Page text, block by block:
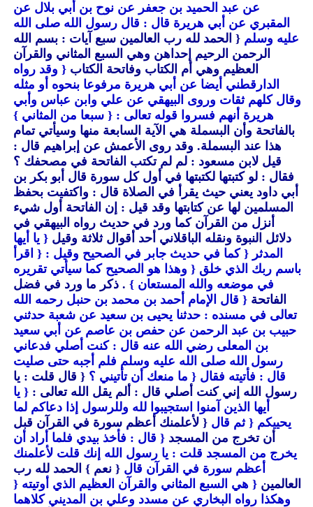
عن عبد الحميد بن جعفر عن نوح بن أبي بلال عن
المقبري عن أبي هريرة قال : قال رسول الله صلى الله
عليه وسلم { الحمد لله رب العالمين سبع آيات : بسم الله
الرحمن الرحيم إحداهن وهي السبع المثاني والقرآن
العظيم وهي أم الكتاب وفاتحة الكتاب { وقد رواه
الدارقطني أيضا عن أبي هريرة مرفوعا بنحوه أو مثله
وقال كلهم ثقات وروى البيهقي عن علي وابن عباس وأبي
هريرة أنهم فسروا قوله تعالى : { سبعا من المثاني }
بالفاتحة وأن البسملة هي الآية السابعة منها وسيأتي تمام
هذا عند البسملة. وقد روى الأعمش عن إبراهيم قال :
قيل لابن مسعود : لم لم تكتب الفاتحة في مصحفك ؟
فقال : لو كتبتها لكتبتها في أول كل سورة قال أبو بكر بن
أبي داود يعني حيث يقرأ في الصلاة قال : واكتفيت بحفظ
المسلمين لها عن كتابتها وقد قيل : إن الفاتحة أول شيء
أنزل من القرآن كما ورد في حديث رواه البيهقي في
دلائل النبوة ونقله الباقلاني أحد أقوال ثلاثة وقيل { يا أيها
المدثر { كما في حديث جابر في الصحيح وقيل : { اقرأ
باسم ربك الذي خلق { وهذا هو الصحيح كما سيأتي تقريره
في موضعه والله المستعان } . ذكر ما ورد في فضل
الفاتحة { قال الإمام أحمد بن محمد بن حنبل رحمه الله
تعالى في مسنده : حدثنا يحيى بن سعيد عن شعبة حدثني
حبيب بن عبد الرحمن عن حفص بن عاصم عن أبي سعيد
بن المعلى رضي الله عنه قال : كنت أصلي فدعاني
رسول الله صلى الله عليه وسلم فلم أجبه حتى صليت
قال : فأتيته فقال { ما منعك أن تأتيني ؟ { قال قلت : يا
رسول الله إني كنت أصلي قال : ألم يقل الله تعالى : { يا
أيها الذين آمنوا استجيبوا لله وللرسول إذا دعاكم لما
يحييكم { ثم قال { لأعلمنك أعظم سورة في القرآن قبل
أن تخرج من المسجد { قال : فأخذ بيدي فلما أراد أن
يخرج من المسجد قلت : يا رسول الله إنك قلت لأعلمنك
أعظم سورة في القرآن قال { نعم } الحمد لله رب
العالمين { هي السبع المثاني والقرآن العظيم الذي أوتيته {
وهكذا رواه البخاري عن مسدد وعلي بن المديني كلاهما